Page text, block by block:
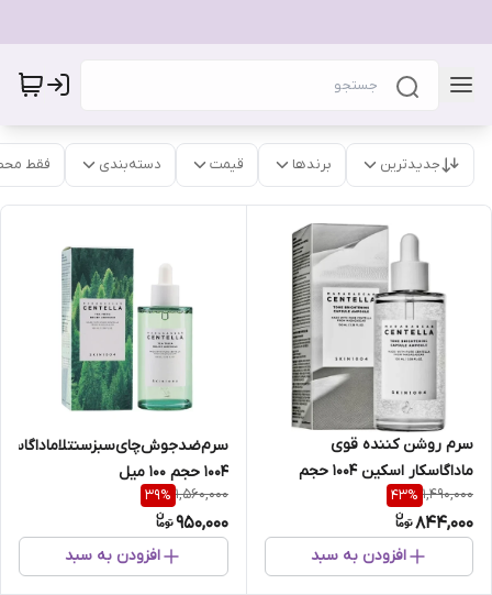
جدیدترین برندها قیمت دسته‌بندی فقط
سرم روشن‌ کننده قوی‌
ماداگاسکار اسکین 1004 حجم
100میل
1,490,000
43%
844,000
افزودن به سبد
1004 حجم 100 میل
1,560,000
39%
950,000
افزودن به سبد